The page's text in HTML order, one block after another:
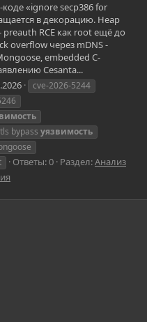
«ignore secp386 for
в декорацию. Heap
RCE как root ещё до
overflow через mDNS -
embedded C-
Cesanta...
cve-2026-5244
bypass уязвимость
Ответы: 0 Раздел:Анализ